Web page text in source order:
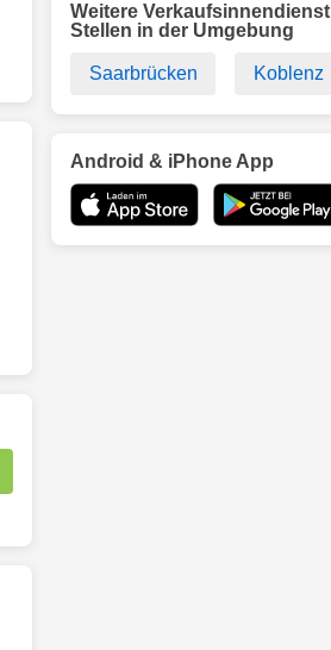
Weitere Verkaufsinnendienst
Stellen in der Umgebung
Saarbrücken Koblenz
Android & iPhone App